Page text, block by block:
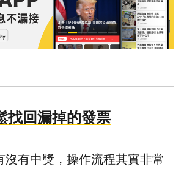
找回漏掉的發票
沒有中獎 ，操作流程其實非常